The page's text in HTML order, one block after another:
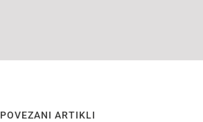
POVEZANI ARTIKLI